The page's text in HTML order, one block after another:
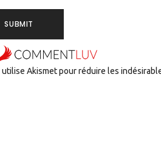
utilise Akismet pour réduire les